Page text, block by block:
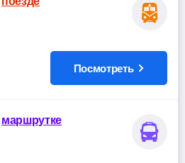
Посмотреть
маршрутке